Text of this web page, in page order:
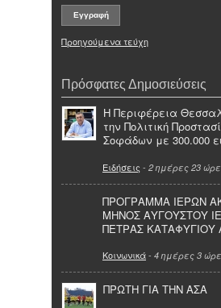
Προηγούμενα τεύχη
Πρόσφατες Δημοσιεύσεις
Η Περιφέρεια
την Πολιτική
Σοφάδων με 300.000
Ειδήσεις - 2 ημέρες 23
ΠΡΟΓΡΑΜΜΑ ΙΕΡΩΝ
ΜΗΝΟΣ ΑΥΓΟΥΣΤΟΥ
ΠΕΤΡΑΣ
Κοινωνικά- 4 ημέρες 3
ΠΡΩΤΗ ΓΙΑ ΤΗΝ ΑΣΑ